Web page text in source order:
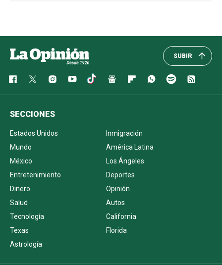
SUBIR
SECCIONES
Estados Unidos
Inmigración
Mundo
América Latina
México
Los Ángeles
Entretenimiento
Deportes
Dinero
Opinión
Salud
Autos
Tecnología
California
Texas
Florida
Astrología